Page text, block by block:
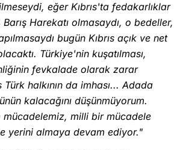
eğer Kıbrıs'ta fedakarlıklar
Barış Harekatı olmasaydı, o bedeller,
bugün Kıbrıs açık ve net
Türkiye'nin kuşatılması,
fevkalade olarak zarar
Türk halkının da imhası... Adada
kalacağını düşünmüyorum.
mücadelemiz, milli bir mücadele
yerini almaya devam ediyor."